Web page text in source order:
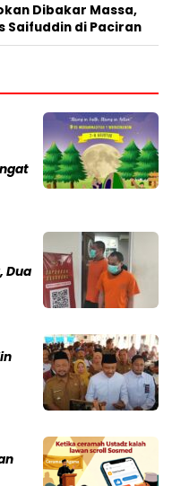
Dibakar Massa,
Saifuddin di Paciran
Dua